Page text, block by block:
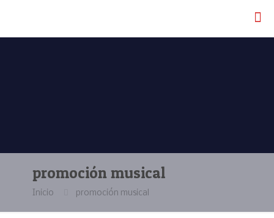
promoción musical
Inicio promoción musical